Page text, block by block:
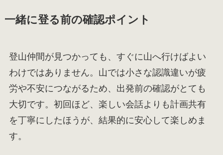
一緒に登る前の確認ポイント
登山仲間が見つかっても、すぐに山へ行けばよい
わけではありません。山では小さな認識違いが疲
労や不安につながるため、出発前の確認がとても
大切です。初回ほど、楽しい会話よりも計画共有
を丁寧にしたほうが、結果的に安心して楽しめま
す。